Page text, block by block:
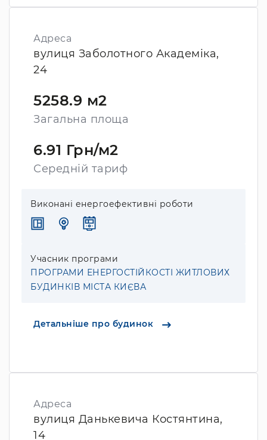
Адреса
вулиця Заболотного Академіка,
24
5258.9 м2
Загальна площа
6.91 Грн/м2
Середній тариф
Виконані енергоефективні роботи
Учасник програми
ПРОГРАМИ ЕНЕРГОСТІЙКОСТІ ЖИТЛОВИХ
БУДИНКІВ МІСТА КИЄВА
Детальніше про будинок
Адреса
вулиця Данькевича Костянтина,
14